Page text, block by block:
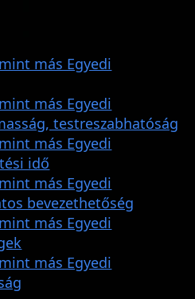
más Egyedi
más Egyedi
testreszabhatóság
más Egyedi
idő
más Egyedi
bevezethetőség
más Egyedi
más Egyedi